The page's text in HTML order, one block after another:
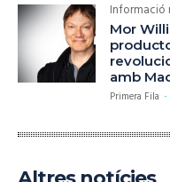
Informació
Mor
amb
Primera Fila -